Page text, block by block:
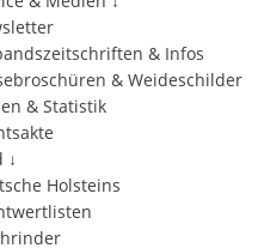
& Infos
& Weideschilder
& Statistik
↓
Holsteins